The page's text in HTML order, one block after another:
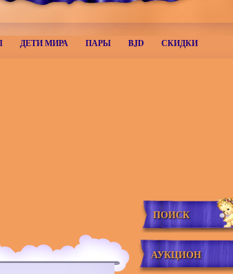
ДЕТИ МИРА ПАРЫ BJD СКИДКИ
ПОИСК
АУКЦИОН